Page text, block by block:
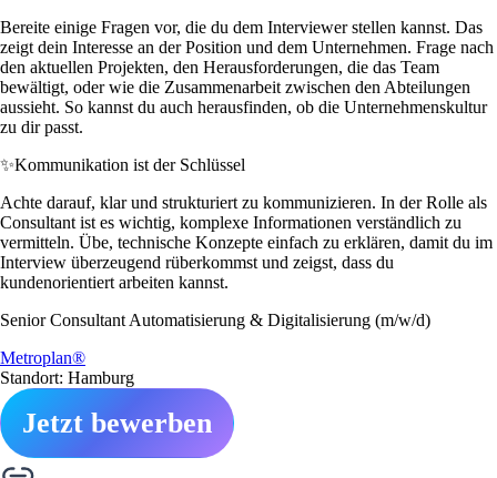
Bereite einige Fragen vor, die du dem Interviewer stellen kannst. Das
zeigt dein Interesse an der Position und dem Unternehmen. Frage nach
den aktuellen Projekten, den Herausforderungen, die das Team
bewältigt, oder wie die Zusammenarbeit zwischen den Abteilungen
aussieht. So kannst du auch herausfinden, ob die Unternehmenskultur
zu dir passt.
✨Kommunikation ist der Schlüssel
Achte darauf, klar und strukturiert zu kommunizieren. In der Rolle als
Consultant ist es wichtig, komplexe Informationen verständlich zu
vermitteln. Übe, technische Konzepte einfach zu erklären, damit du im
Interview überzeugend rüberkommst und zeigst, dass du
kundenorientiert arbeiten kannst.
Senior Consultant Automatisierung & Digitalisierung (m/w/d)
Metroplan®
Standort: Hamburg
Jetzt bewerben